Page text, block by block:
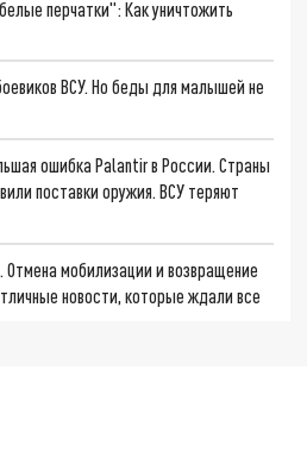
перчатки": Как уничтожить
ВСУ. Но беды для малышей не
ошибка Palantir в России. Страны
поставки оружия. ВСУ теряют
Отмена мобилизации и возвращение
новости, которые ждали все